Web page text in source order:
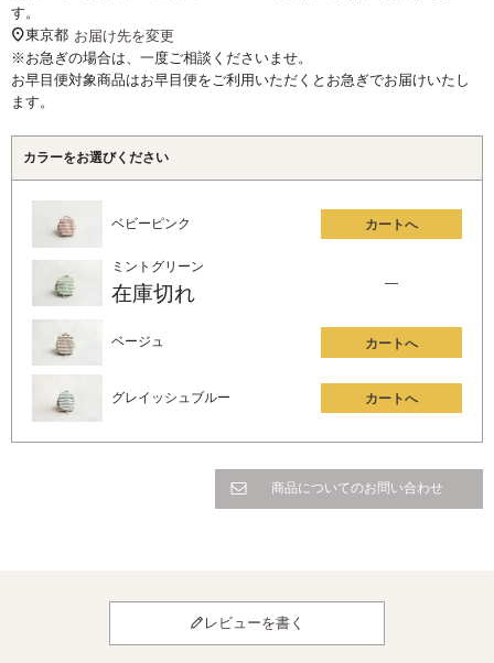
す。
東京都 お届け先を変更
※お急ぎの場合は、一度ご相談くださいませ。
お早目便対象商品はお早目便をご利用いただくとお急ぎでお届けいたし
ます。
カラーをお選びください
ベビーピンク カートへ
ミントグリーン
在庫切れ —
ベージュ カートへ
グレイッシュブルー カートへ
商品についてのお問い合わせ
レビューを書く